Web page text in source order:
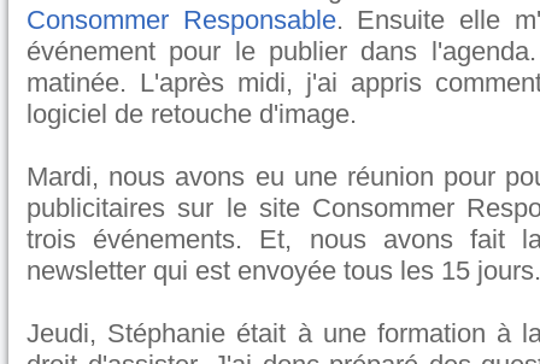
Consommer Responsable. Ensuite elle
événement pour le publier dans
matinée. L'après midi, j'ai appris
logiciel de retouche d'image.
Mardi, nous avons eu une réunion pour
publicitaires sur le site Consommer
trois événements. Et, nous avons fait
newsletter qui est envoyée tous les 15 jours.
Jeudi, Stéphanie était à une formation à